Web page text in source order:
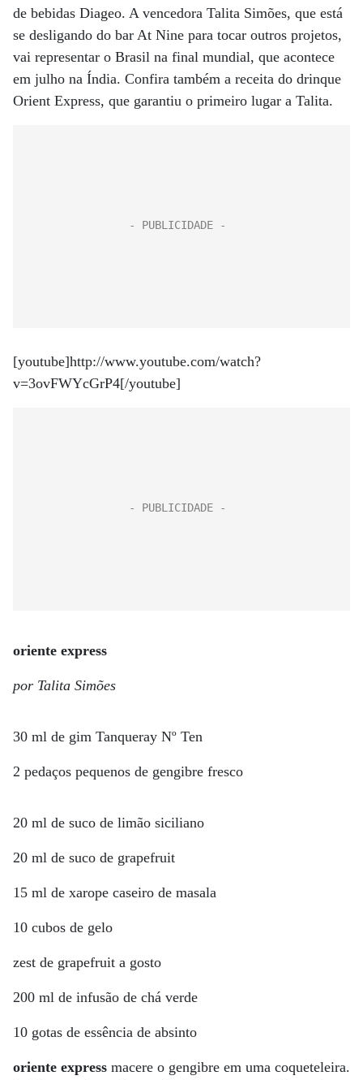
de bebidas Diageo. A vencedora Talita Simões, que está
se desligando do bar At Nine para tocar outros projetos,
vai representar o Brasil na final mundial, que acontece
em julho na Índia. Confira também a receita do drinque
Orient Express, que garantiu o primeiro lugar a Talita.
[youtube]http://www.youtube.com/watch?
v=3ovFWYcGrP4[/youtube]
oriente express
por Talita Simões
30 ml de gim Tanqueray Nº Ten
2 pedaços pequenos de gengibre fresco
20 ml de suco de limão siciliano
20 ml de suco de grapefruit
15 ml de xarope caseiro de masala
10 cubos de gelo
zest de grapefruit a gosto
200 ml de infusão de chá verde
10 gotas de essência de absinto
oriente express macere o gengibre em uma coqueteleira.